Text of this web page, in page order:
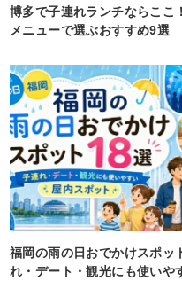
博多で子連れランチならここ
メニューで選ぶおすすめ9選
福岡の雨の日おでかけスポッ
れ・デート・観光にも使いや